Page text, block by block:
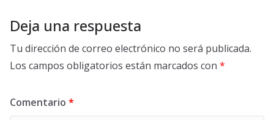
Deja una respuesta
Tu dirección de correo electrónico no será publicada.
Los campos obligatorios están marcados con *
Comentario *